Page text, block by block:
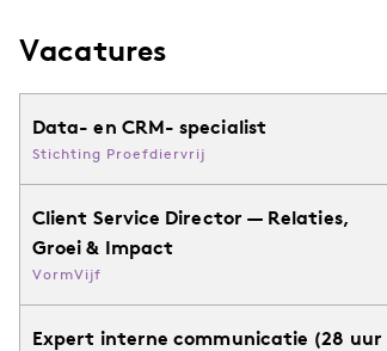
Vacatures
Data- en CRM- specialist
Stichting Proefdiervrij
Client Service Director — Relaties,
Groei & Impact
VormVijf
Expert interne communicatie (28 uur